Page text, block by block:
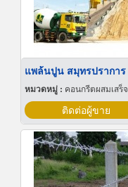
แพล้นปูน สมุทรปราการ
หมวดหมู่ : คอนกรีตผสมเสร็จ
ติดต่อผู้ขาย